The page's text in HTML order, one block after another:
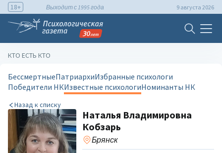
18+ Выходит с 1995 года 9 августа 2026
КТО ЕСТЬ КТО
БессмертныеПатриархиИзбранные психологи
Победители НКИзвестные психологиНоминанты НК
Назад к списку
Наталья Владимировна
Кобзарь
Брянск